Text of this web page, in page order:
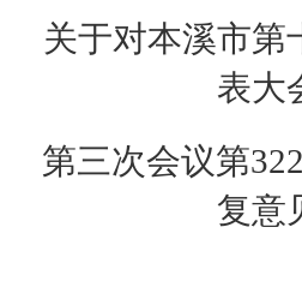
关于对本溪市第
表大
第三次会议第
复意